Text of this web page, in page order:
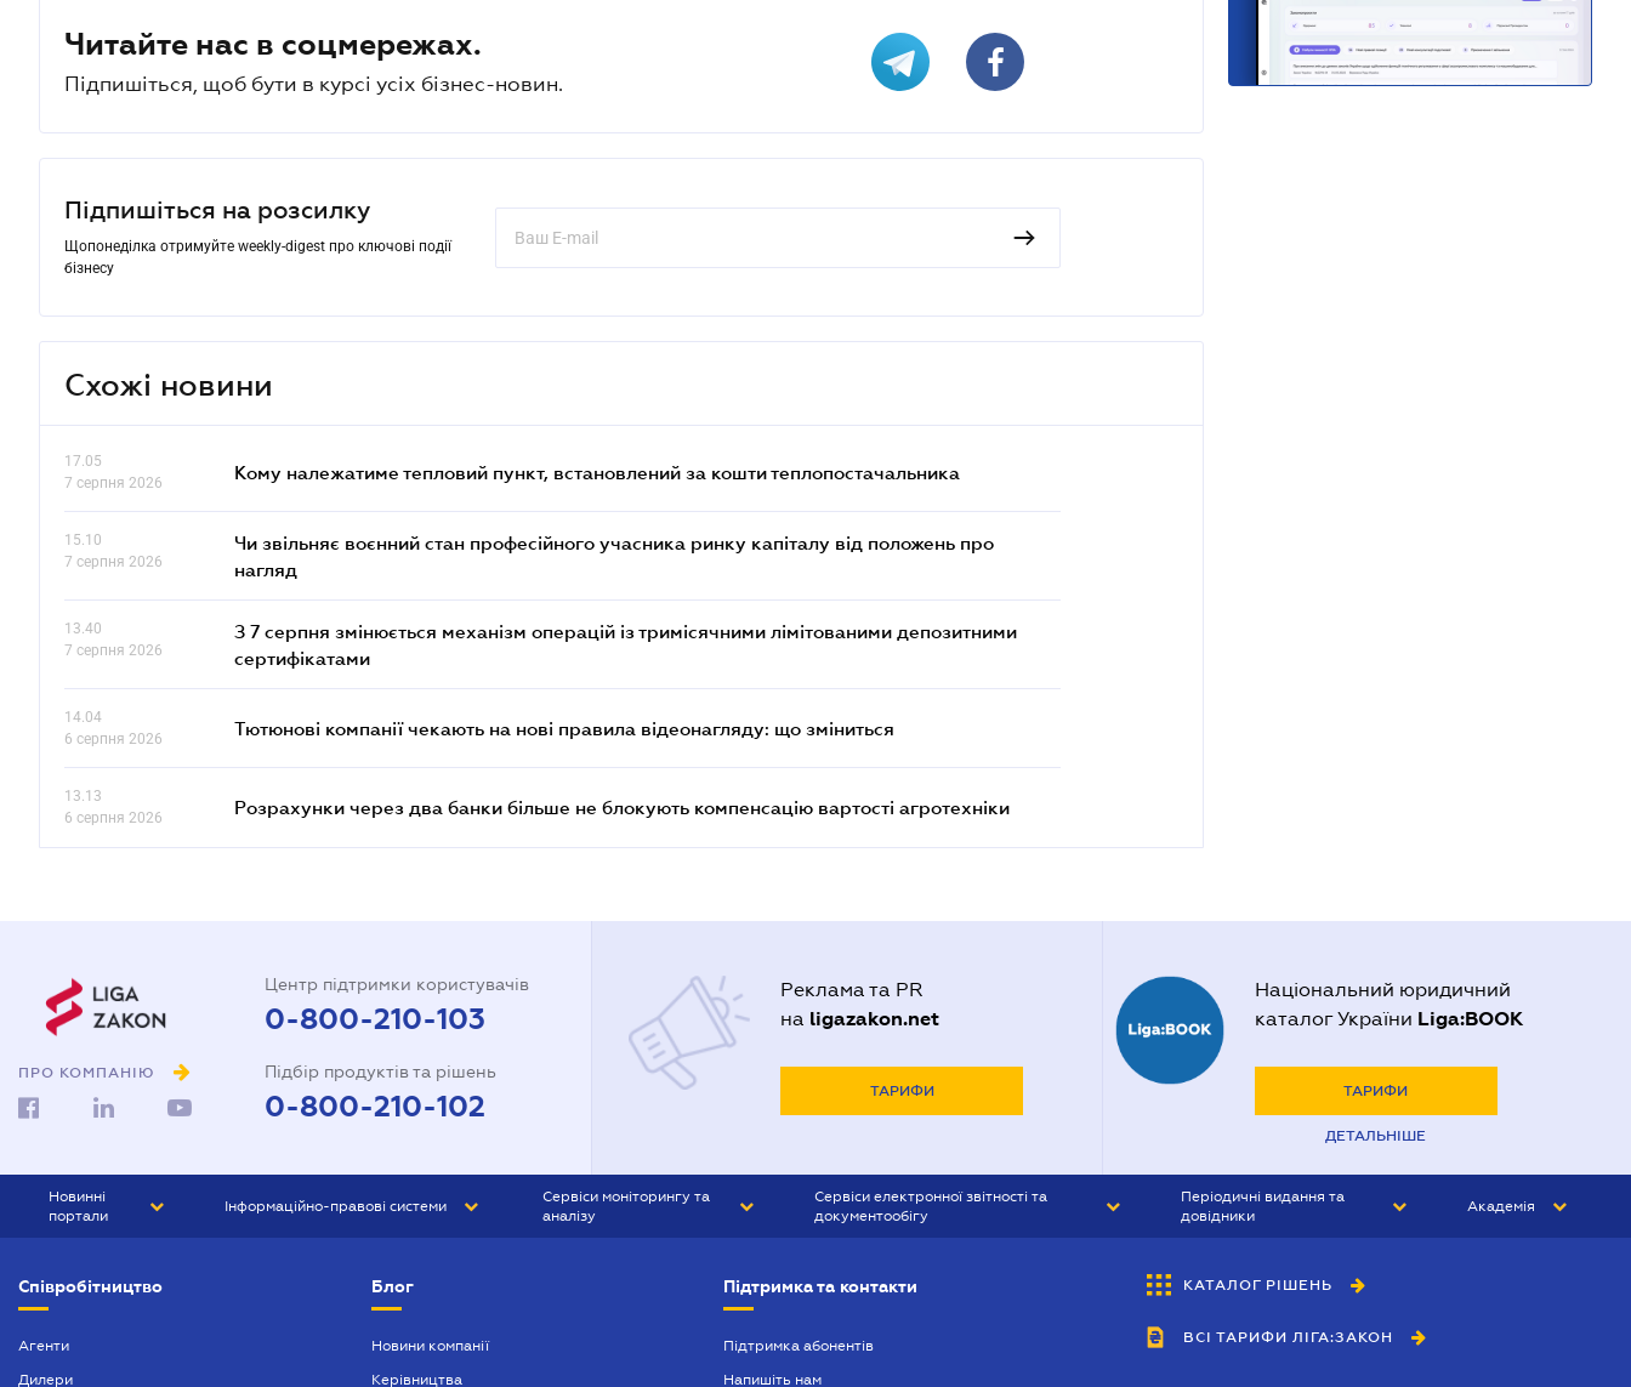
Читайте нас в соцмережах.
Підпишіться, щоб бути в курсі усіх бізнес-новин.
Підпишіться на розсилку
Щопонеділка отримуйте weekly-digest про ключові події
бізнесу
Схожі новини
17.05
7 серпня 2026
Кому належатиме тепловий пункт, встановлений за кошти теплопостачальника
15.10
7 серпня 2026
Чи звільняє воєнний стан професійного учасника ринку капіталу від положень про
нагляд
13.40
7 серпня 2026
З 7 серпня змінюється механізм операцій із тримісячними лімітованими депозитними
сертифікатами
14.04
6 серпня 2026
Тютюнові компанії чекають на нові правила відеонагляду: що зміниться
13.13
6 серпня 2026
Розрахунки через два банки більше не блокують компенсацію вартості агротехніки
ПРО КОМПАНІЮ
Центр підтримки користувачів
0-800-210-103
Підбір продуктів та рішень
0-800-210-102
Реклама та PR
на ligazakon.net
ТАРИФИ
Національний юридичний
каталог України Liga:BOOK
ТАРИФИ
ДЕТАЛЬНІШЕ
Новинні
портали
БІЗНЕС
Інформаційно-правові системи
БУХГАЛТЕР ПРОФ
Сервіси моніторингу та
аналізу
Сервіси електронної звітності та
документообігу
Періодичні видання та
довідники
БУХГАЛТЕР&ЗАКОН
ВІСНИК МСФЗ
Академія
Співробітництво
Агенти
Дилери
Блог
Новини компанії
Керівництва
Підтримка та контакти
Підтримка абонентів
Напишіть нам
КАТАЛОГ РІШЕНЬ
ВСІ ТАРИФИ ЛІГА:ЗАКОН